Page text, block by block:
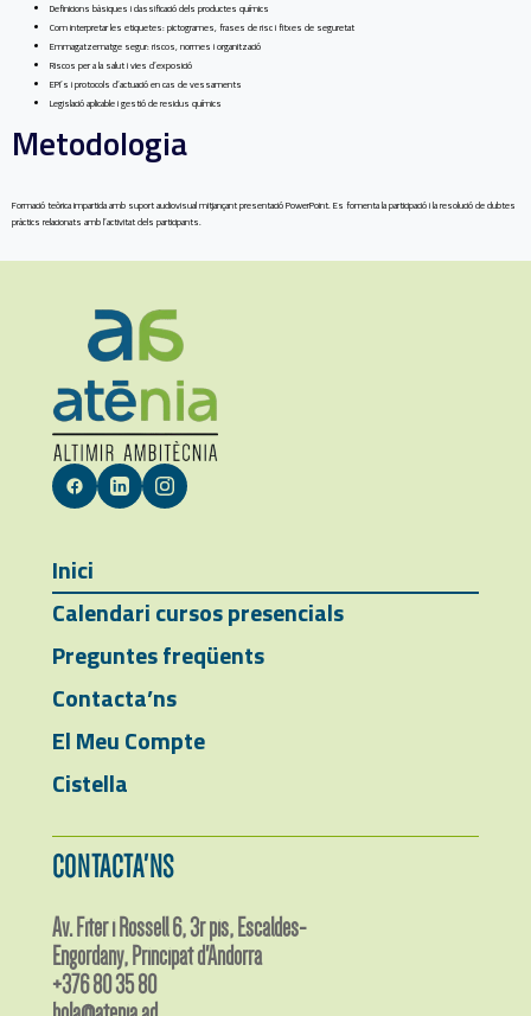
Definicions bàsiques i classificació dels productes químics
Com interpretar les etiquetes: pictogrames, frases de risc i fitxes de seguretat
Emmagatzematge segur: riscos, normes i organització
Riscos per a la salut i vies d’exposició
EPI’s i protocols d’actuació en cas de vessaments
Legislació aplicable i gestió de residus químics
Metodologia
Formació teòrica impartida amb suport audiovisual mitjançant presentació PowerPoint. Es fomenta la participació i la resolució de dubtes
pràctics relacionats amb l’activitat dels participants.
Inici
Calendari cursos presencials
Preguntes freqüents
Contacta’ns
El Meu Compte
Cistella
CONTACTA'NS
Av. Fiter i Rossell 6, 3r pis, Escaldes-
Engordany, Principat d'Andorra
+376 80 35 80